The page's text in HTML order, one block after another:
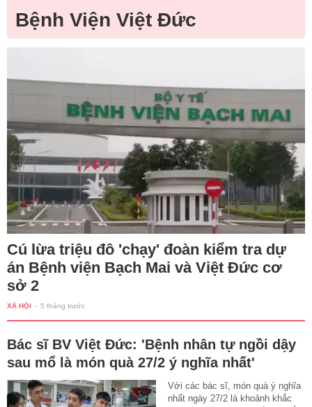
Bệnh Viện Việt Đức
Cú lừa triệu đô 'chạy' đoàn kiểm tra dự
án Bệnh viện Bạch Mai và Việt Đức cơ
sở 2
XÃ HỘI - 5 tháng trước
Bác sĩ BV Việt Đức: 'Bệnh nhân tự ngồi dậy
sau mổ là món quà 27/2 ý nghĩa nhất'
Với các bác sĩ, món quà ý nghĩa
nhất ngày 27/2 là khoảnh khắc